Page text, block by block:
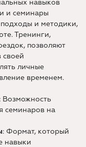
навыков
и семинары
и методики,
Тренинги,
позволяют
своей
личные
временем.
: Возможность
семинаров на
: Формат, который
навыки